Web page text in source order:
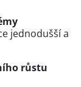
jednodušší a
růstu